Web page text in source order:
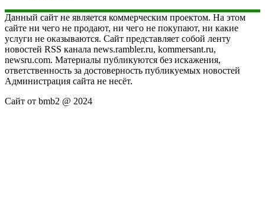
Данный сайт не является коммерческим проектом. На этом
сайте ни чего не продают, ни чего не покупают, ни какие
услуги не оказываются. Сайт представляет собой ленту
новостей RSS канала news.rambler.ru, kommersant.ru,
newsru.com. Материалы публикуются без искажения,
ответственность за достоверность публикуемых новостей
Администрация сайта не несёт.
Сайт от bmb2 @ 2024